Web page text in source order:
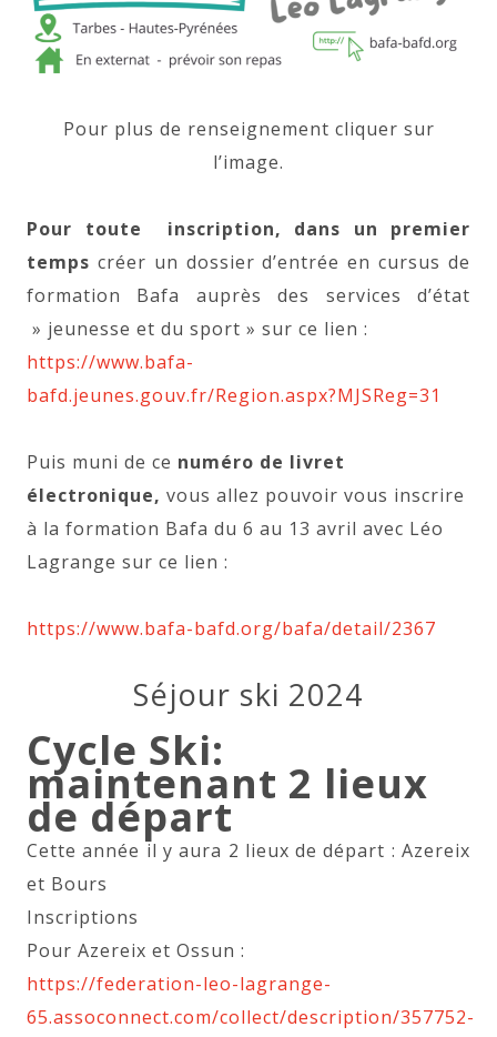
Pour plus de renseignement cliquer sur
l’image.
Pour toute inscription, dans un premier
temps créer un dossier d’entrée en cursus de
formation Bafa auprès des services d’état
» jeunesse et du sport » sur ce lien :
https://www.bafa-
bafd.jeunes.gouv.fr/Region.aspx?MJSReg=31
Puis muni de ce numéro de livret
électronique, vous allez pouvoir vous inscrire
à la formation Bafa du 6 au 13 avril avec Léo
Lagrange sur ce lien :
https://www.bafa-bafd.org/bafa/detail/2367
Séjour ski 2024
Cycle Ski:
maintenant 2 lieux
de départ
Cette année il y aura 2 lieux de départ : Azereix
et Bours
Inscriptions
Pour Azereix et Ossun :
https://federation-leo-lagrange-
65.assoconnect.com/collect/description/357752-